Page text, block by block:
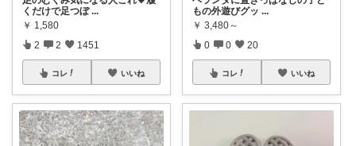
くだけで足つぼ ...
￥ 1,580
2 2 1451
コレ いいね
もの外遊びグッ ...
￥ 3,480～
0 0 20
コレ いいね